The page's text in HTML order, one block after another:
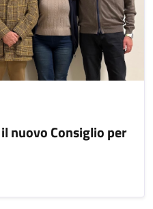
nuovo Consiglio per